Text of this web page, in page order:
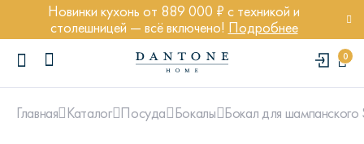
Новинки кухонь от 889 000 ₽ с техникой и
столешницей — всё включено! Подробнее
0
Главная Каталог Посуда Бокалы Бокал для шампанского